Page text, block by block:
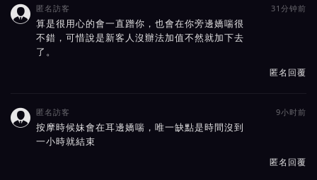
 匿名訪客 31分钟前
算是很用心的會一直蹭你，也會在你旁邊嬌喘很
不錯，可惜說是新客人沒辦法加值不然就加下去
了。
匿名回覆
 匿名訪客 9小时前
按摩時候妹會在耳邊嬌喘，唯一缺點是時間沒到
一小時就結束
匿名回覆